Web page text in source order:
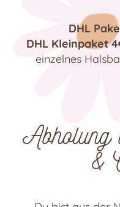
DHL
DHL Kleinpaket
einzelnes
&